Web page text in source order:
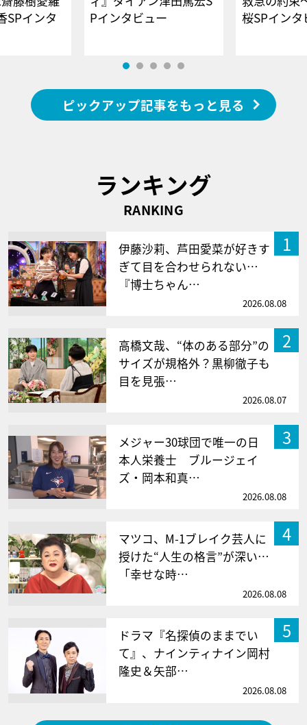
SPインタ
Pインタビュー
桜SPイ
ピックアップ記事をもっと見る
ランキング
RANKING
1
伊藤沙莉、芦田愛菜が好きす
ぎて目を合わせられない…
『博士ちゃん…
2026.08.08
2
高橋文哉、“体のある部分”の
サイズが規格外？黒柳徹子も
目を見張…
2026.08.07
3
メジャー30球団で唯一の日
本人栄養士 ブルージェイ
ズ・岡本和真…
2026.08.08
4
マツコ、M-1ブレイク芸人に
授けた“人生の格言”が深い…
「幸せな時…
2026.08.08
5
ドラマ『名探偵のままでい
て』、ナインティナイン岡村
隆史＆矢部…
2026.08.08